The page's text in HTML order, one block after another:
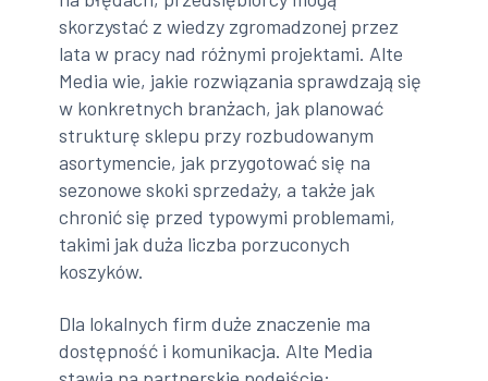
skorzystać z wiedzy zgromadzonej przez
lata w pracy nad różnymi projektami. Alte
Media wie, jakie rozwiązania sprawdzają się
w konkretnych branżach, jak planować
strukturę sklepu przy rozbudowanym
asortymencie, jak przygotować się na
sezonowe skoki sprzedaży, a także jak
chronić się przed typowymi problemami,
takimi jak duża liczba porzuconych
koszyków.
Dla lokalnych firm duże znaczenie ma
dostępność i komunikacja. Alte Media